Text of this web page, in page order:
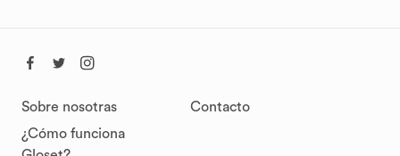
Sobre nosotras
¿Cómo funciona
Contacto